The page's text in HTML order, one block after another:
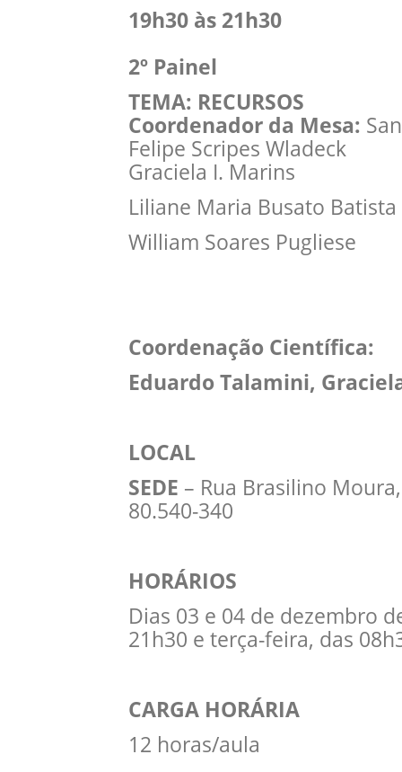
19h30 às 21h30
2º Painel
TEMA: RECURSOS
Coordenador da Mesa:
Felipe Scripes Wladeck
Graciela I. Marins
Liliane Maria Busato Batista
William Soares Pugliese
Coordenação Científica:
Eduardo Talamini,
LOCAL
SEDE – Rua Brasilino
80.540-340
HORÁRIOS
Dias 03 e 04 de dezembro
21h30 e terça-feira, das
CARGA HORÁRIA
12 horas/aula